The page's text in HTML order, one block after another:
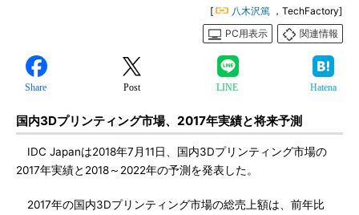
[ 八木沢篤 ，TechFactory]
PC用表示
関連情報
Share Post LINE Hatena
国内3Dプリンティング市場、2017年実績と将来予測
IDC Japanは2018年7月11日、国内3Dプリンティング市場の
2017年実績と2018～2022年の予測を発表した。
2017年の国内3Dプリンティング市場の総売上額は、前年比